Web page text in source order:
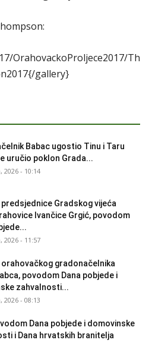
OrahovackoProljece2017/Th
gallery}
Babac ugostio Tinu i Taru
uručio poklon Grada...
2026 - 10:14
Gradskog vijeća
Ivančice Grgić, povodom
2026 - 11:57
gradonačelnika
povodom Dana pobjede i
zahvalnosti...
2026 - 08:13
Dana pobjede i domovinske
i Dana hrvatskih branitelja